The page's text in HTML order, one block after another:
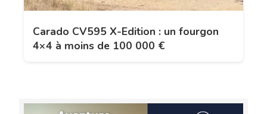
Carado CV595 X-Edition : un fourgon
4×4 à moins de 100 000 €